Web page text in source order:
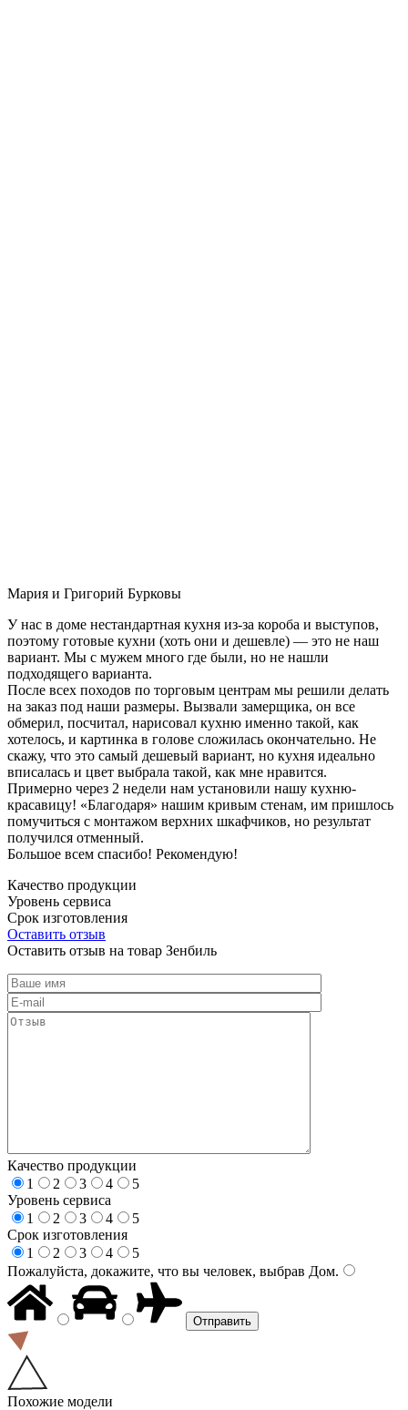
Мария и Григорий Бурковы
У нас в доме нестандартная кухня из-за короба и выступов,
поэтому готовые кухни (хоть они и дешевле) — это не наш
вариант. Мы с мужем много где были, но не нашли
подходящего варианта.
После всех походов по торговым центрам мы решили делать
на заказ под наши размеры. Вызвали замерщика, он все
обмерил, посчитал, нарисовал кухню именно такой, как
хотелось, и картинка в голове сложилась окончательно. Не
скажу, что это самый дешевый вариант, но кухня идеально
вписалась и цвет выбрала такой, как мне нравится.
Примерно через 2 недели нам установили нашу кухню-
красавицу! «Благодаря» нашим кривым стенам, им пришлось
помучиться с монтажом верхних шкафчиков, но результат
получился отменный.
Большое всем спасибо! Рекомендую!
Качество продукции
Уровень сервиса
Срок изготовления
Оставить отзыв
Оставить отзыв на товар Зенбиль
Качество продукции
1
2 3 4
5
Уровень сервиса
1
2 3 4
5
Срок изготовления
1
2 3 4
5
Пожалуйста, докажите, что вы человек, выбрав Дом.
Похожие модели